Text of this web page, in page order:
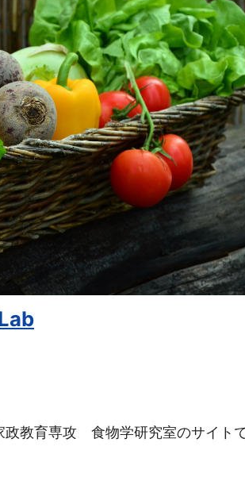
教育専攻 食物学研究室のサイトで